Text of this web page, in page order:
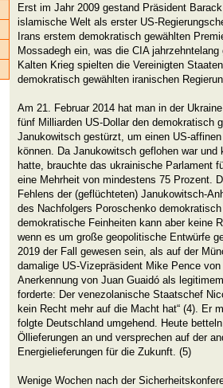
Erst im Jahr 2009 gestand Präsident
islamische Welt als erster US-
Irans erstem demokratisch gewählten
Mossadegh ein, was die CIA
Kalten Krieg spielten die Vereinigten
demokratisch gewählten iranischen
Am 21. Februar 2014 hat man in der
fünf Milliarden US-Dollar den demokratisch
Janukowitsch gestürzt, um einen US-
können. Da Janukowitsch geflohen war
hatte, brauchte das ukrainische Parlament
eine Mehrheit von mindestens 75 Prozent.
Fehlens der (geflüchteten) Janukowitsch-
des Nachfolgers Poroschenko
demokratische Feinheiten kann aber keine
wenn es um große geopolitische Entwürfe
2019 der Fall gewesen sein, als auf der
damalige US-Vizepräsident Mike Pence
Anerkennung von Juan Guaidó als
forderte: Der venezolanische Staatschef
kein Recht mehr auf die Macht hat“ (4). Er
folgte Deutschland umgehend. Heute
Öllieferungen an und versprechen auf der
Energielieferungen für die Zukunft. (5)
Wenige Wochen nach der